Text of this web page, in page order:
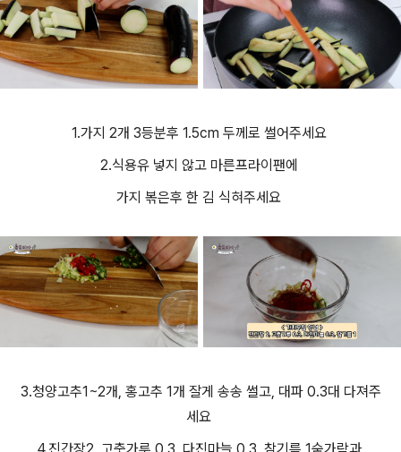
1.가지 2개 3등분후 1.5cm 두께로 썰어주세요
2.식용유 넣지 않고 마른프라이팬에
가지 볶은후 한 김 식혀주세요
3.청양고추1~2개, 홍고추 1개 잘게 송송 썰고, 대파 0.3대 다져주
세요